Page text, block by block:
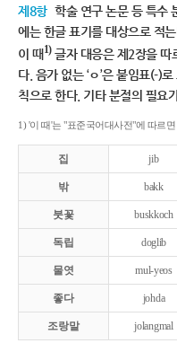
제8항 학술 연구 논문 등 특수
에는 한글 표기를 대상으로 적는
이 때1)글자 대응은 제2장을 따
다. 음가 없는 ‘ㅇ’은 붙임표(-)
칙으로 한다. 기타 분절의 필요
1) '이 때'는 "표준국어대사전"에 따르
집 jib
밖 bakk
붓꽃 buskkoch
독립 doglib
물엿 mul-yeos
좋다 johda
조랑말 jolangmal